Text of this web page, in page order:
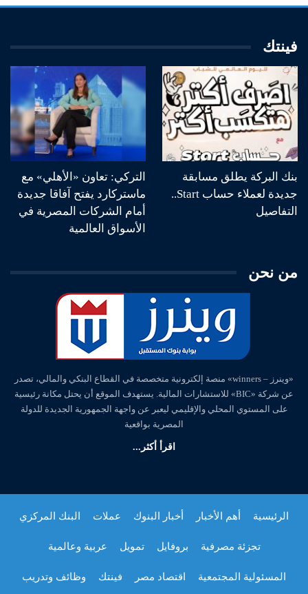
فينتك
بنك البركة يطلق مسابقة
جديدة لعملاء حساب Start..
التفاصيل
التركي: تعاون «الأهلي» مع
ماستركارد يفتح آفاقا جديدة
أمام الشركات المصرية في
الأسواق العالمية
من نحن
«وينرز – winners» منصة إلكترونية متخصصة في القطاع البنكي والمالي، تصدر
عن شركة «BIC» للاستشارات المالية. يستهدف الموقع أن يحتل مكانة رئيسية
على المستوي المحلي والإقليمي ليعبر عن واجهة الجمهورية الجديدة للدولة
المصرية بواقعية
اقرأ أكثر...
الرئيسية أهم الأخبار أخبار البنوك عملات البنك المركزي
تجزئة مصرفية بروفايل تمويل عربية وعالمية
المسئولية المجتمعية اقتصاد مصر فينتك وظائف وتدريب